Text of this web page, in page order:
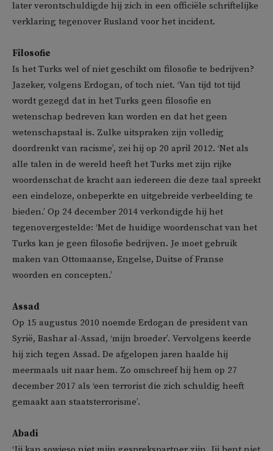
later verontschuldigde hij zich in een officiële schriftelijke
verklaring tegenover Rusland voor het incident.
Filosofie
Is het Turks wel of niet geschikt om filosofie te bedrijven?
Jazeker, volgens Erdogan, of toch niet. ‘Van tijd tot tijd
wordt gezegd dat in het Turks geen filosofie en
wetenschap bedreven kan worden en dat het geen
wetenschapstaal is. Zulke uitspraken zijn volledig
doordrenkt van racisme’, zei hij op 20 april 2012. ‘Net als
alle talen in de wereld heeft het Turks met zijn rijke
woordenschat de kracht aan iedereen die deze taal spreekt
een eindeloze, onbeperkte en uitgebreide verbeelding te
bieden.’ Op 24 december 2014 verkondigde hij het
tegenovergestelde: ‘Met de huidige woordenschat van het
Turks kan je geen filosofie bedrijven. Je moet gebruik
maken van Ottomaanse, Engelse, Duitse of Franse
woorden en concepten.’
Assad
Op 15 augustus 2010 noemde Erdogan de president van
Syrië, Bashar al-Assad, ‘mijn broeder’. Vervolgens keerde
hij zich tegen Assad. De afgelopen jaren haalde hij
meermaals uit naar hem. Zo omschreef hij hem op 27
december 2017 als ‘een terrorist die zich schuldig heeft
gemaakt aan staatsterrorisme’.
Abadi